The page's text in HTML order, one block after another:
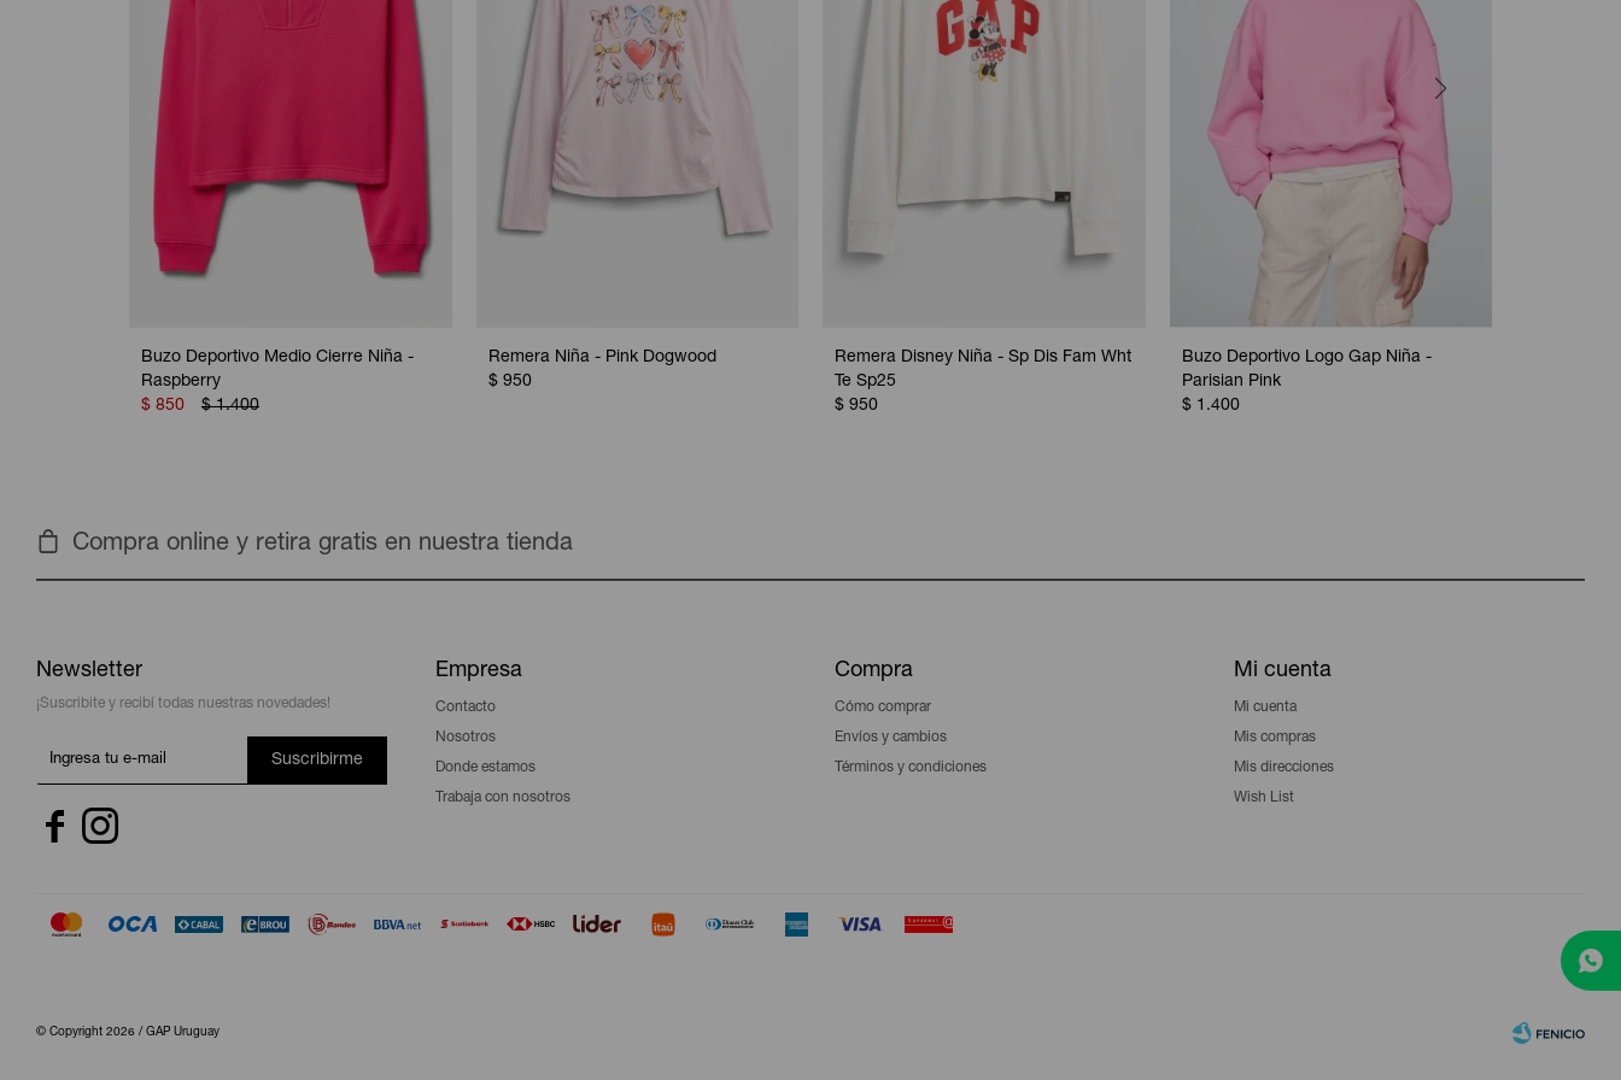
Buzo Deportivo Medio Cierre Niña -
Raspberry
$ 850 $ 1.400
Remera Niña - Pink Dogwood
$ 950
Remera Disney Niña - Sp Dis Fam Wht
Te Sp25
$ 950
Buzo Deportivo Logo Gap Niña -
Parisian Pink
$ 1.400
Compra online y retira gratis en nuestra tienda
Newsletter
¡Suscribite y recibí todas nuestras novedades!
Suscribirme
 
Empresa
Contacto
Nosotros
Donde estamos
Trabaja con nosotros
Compra
Cómo comprar
Envíos y cambios
Términos y condiciones
Mi cuenta
Mi cuenta
Mis compras
Mis direcciones
Wish List
© Copyright 2026 / GAP Uruguay